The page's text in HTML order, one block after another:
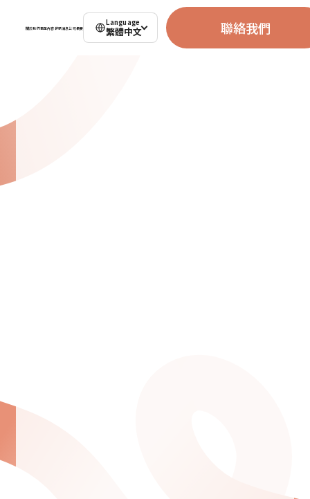
關於我們事業內容最新消息公司概要
Language
繁體中文 聯絡我們